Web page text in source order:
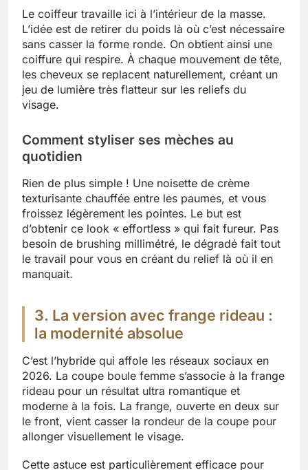
Le coiffeur travaille ici à l’intérieur de la masse.
L’idée est de retirer du poids là où c’est nécessaire
sans casser la forme ronde. On obtient ainsi une
coiffure qui respire. À chaque mouvement de tête,
les cheveux se replacent naturellement, créant un
jeu de lumière très flatteur sur les reliefs du
visage.
Comment styliser ses mèches au
quotidien
Rien de plus simple ! Une noisette de crème
texturisante chauffée entre les paumes, et vous
froissez légèrement les pointes. Le but est
d’obtenir ce look « effortless » qui fait fureur. Pas
besoin de brushing millimétré, le dégradé fait tout
le travail pour vous en créant du relief là où il en
manquait.
3. La version avec frange rideau :
la modernité absolue
C’est l’hybride qui affole les réseaux sociaux en
2026. La coupe boule femme s’associe à la frange
rideau pour un résultat ultra romantique et
moderne à la fois. La frange, ouverte en deux sur
le front, vient casser la rondeur de la coupe pour
allonger visuellement le visage.
Cette astuce est particulièrement efficace pour